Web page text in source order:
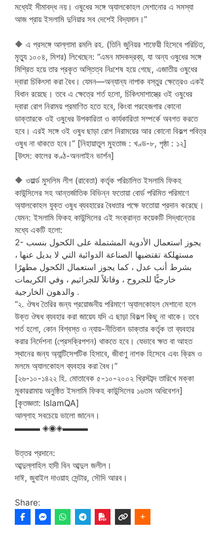
মধ্যেই সীমাবদ্ধ নয়। ওষুধের সঙ্গে অ্যালকোহল মেশানোর এ সমস্যা
আজ প্রায় ইসলামি দুনিয়ার সব দেশেই বিদ্যমান।”
🔶 এ প্রসঙ্গে আল্লামা রমলি রহ. (তিনি জুনিয়র শাফেয়ী হিসেবে পরিচিত,
মৃত্যু ১০০৪, মিশর) লিখেছেন: “এমন মাদকদ্রব্য, যা অন্য ওষুধের সঙ্গে
মিশ্রিত হয়ে তার প্রকৃত অস্তিত্ব নিঃশেষ হয়ে গেছে, এজাতীয় ওষুধের
দ্বারা চিকিৎসা করা বৈধ। যেমন—অন্যান্য নাপাক বস্তুর ক্ষেত্রেও একই
বিধান রয়েছে। তবে এ ক্ষেত্রে শর্ত হলো, চিকিৎসাশাস্ত্রে ওই ওষুধের
দ্বারা রোগ নিরাময় প্রমাণিত হতে হবে, কিংবা পরহেজগার কোনো
ডাক্তারকে ওই ওষুধের উপকারিতা ও কার্যকারিতা সম্পর্কে অবগত করতে
হবে। এরই সঙ্গে ওই ওষুধ ছাড়া রোগ নিরাময়ের আর কোনো বিকল্প পবিত্র
ওষুধ না থাকতে হবে।” [নিহায়াতুল মুহতাজ : খণ্ড-৮, পৃষ্ঠা : ১২]
[উৎস: কালের কণ্ঠ-অনলাইন ভার্শন]
🔶 ওয়ার্ল্ড মুসলিম লীগ (রাবেতা) কর্তৃক পরিচালিত ইসলামি ফিকহ
কাউন্সিলের সহ আন্তর্জাতিক বিভিন্ন ফতোয়া বোর্ড পরিমিত পরিমাণে
অ্যালকোহল যুক্ত ওষুধ ব্যবহারের বৈধতার পক্ষে ফতোয়া প্রদান করেছে।
যেমন: ইসলামি ফিকহ কাউন্সিলের এই সংক্রান্ত কয়েকটি সিদ্ধান্তের
মধ্যে একটি হলো:
2- يجوز استعمال الأدوية المشتملة على الكحول بنسب
مستهلكة تقتضيها الصناعة الدوائية التي لا بديل عنها ،
بشرط أنب عدل ، كما يجوز استعمال الكحول مطهرًا
خارجيًّا للجروح ، وقاتلاً للجراثيم ، وفي الكريمات
والدهون الخارجية .
“২. ঔষধ তৈরির জন্য প্রয়োজনীয় পরিমাণে অ্যালকোহল মেশানো হলে
উক্ত ঔষধ ব্যবহার করা জায়েয যদি এ ছাড়া বিকল্প কিছু না থাকে। তবে
শর্ত হলো, কোন বিশ্বস্ত ও ন্যায়-নীতিবান ডাক্তার কর্তৃক তা ব্যবহার
করার নির্দেশনা (প্রেসক্রিপশন) থাকতে হবে। যেভাবে ক্ষত বা আহত
স্থানের জন্য অ্যান্টিসেপটিক হিসাবে, জীবাণু নাশক হিসেবে এবং ক্রিম ও
মলমে অ্যালকোহল ব্যবহার করা বৈধ।”
[২৬-১০-১৪২২ হি. মোতাবেক ৫-১০-২০০২ খ্রিস্টাব্দ তারিখে মক্কা
মুকাররামায় অনুষ্ঠিত ইসলামি ফিকহ কাউন্সিলের ১৬তম অধিবেশন]
[কৃতজ্ঞতা: IslamQA]
আল্লাহ সবচেয়ে ভালো জানেন।
▬▬▬ ◈◉◈▬▬▬
উত্তর প্রদানে:
আব্দুল্লাহিল হাদী বিন আব্দুল জলীল।
দাঈ, জুবাইল দাওয়াহ সেন্টার, সৌদি আরব।
Share: